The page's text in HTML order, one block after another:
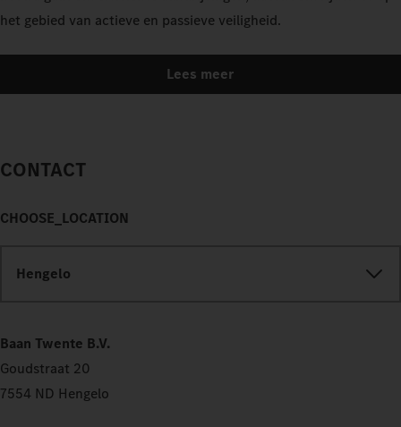
het gebied van actieve en passieve veiligheid.
Lees meer
CONTACT
CHOOSE_LOCATION
Hengelo
Baan Twente B.V.
Goudstraat 20
7554 ND Hengelo